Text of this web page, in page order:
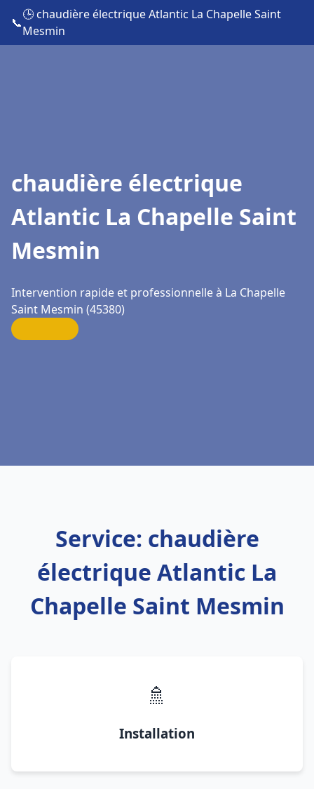
📞
🕒 chaudière électrique Atlantic La Chapelle Saint
Mesmin
chaudière électrique
Atlantic La Chapelle Saint
Mesmin
Intervention rapide et professionnelle à La Chapelle
Saint Mesmin (45380)
Service: chaudière
électrique Atlantic La
Chapelle Saint Mesmin
🚿
Installation